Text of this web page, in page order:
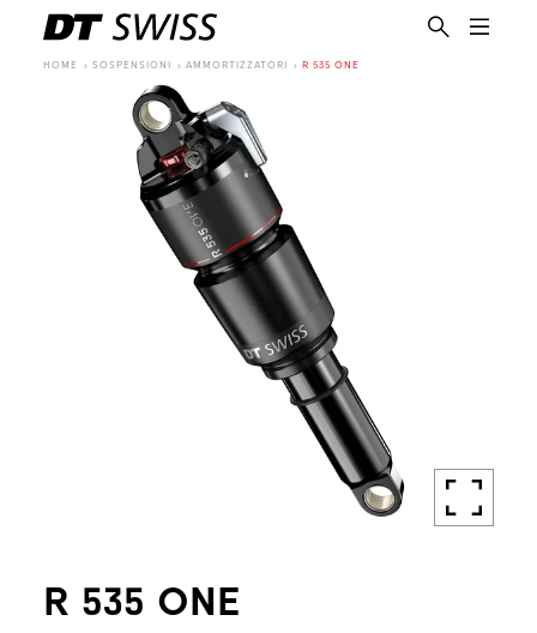
HOME SOSPENSIONI AMMORTIZZATORI R 535 ONE
R 535 ONE